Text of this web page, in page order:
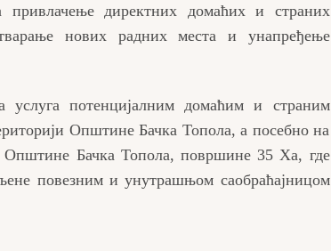
директних домаћих и страних
нових радних места и унапређење
услуга потенцијалним домаћим и страним
Општине Бачка Топола, а посебно на
Општине Бачка Топола, површине 35 Ха, где
повезним и унутрашњом саобраћајницом